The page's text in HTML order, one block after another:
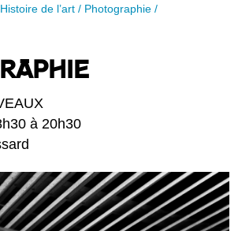
Histoire de l’art / Photographie /
à 20h30